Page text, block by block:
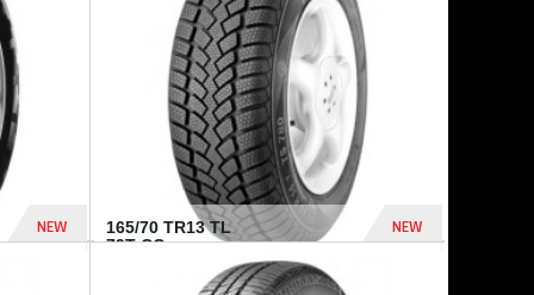
NEW
165/70 TR13 TL
79T CO...
NEW